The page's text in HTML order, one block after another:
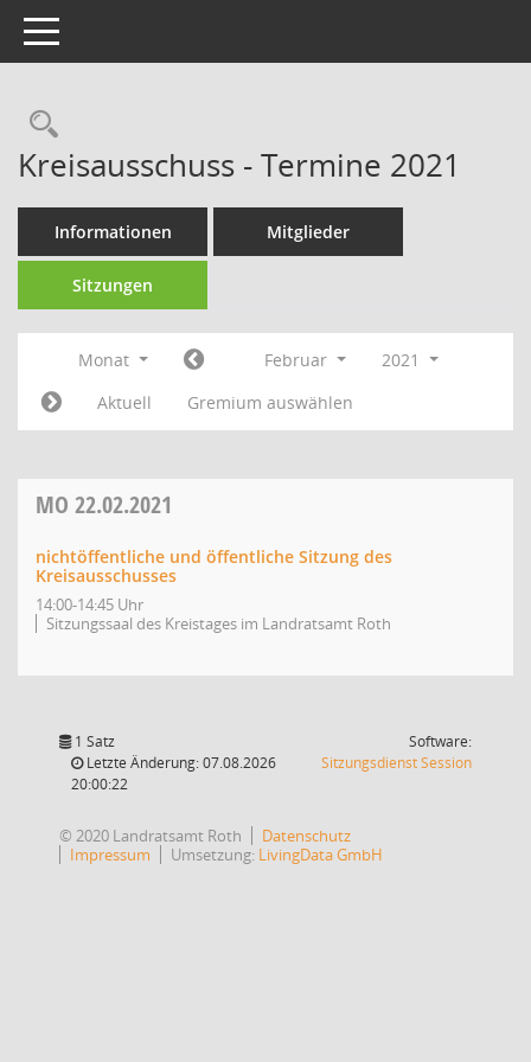
Toggle navigation
Rechercheauswahl
Kreisausschuss - Termine 2021
Informationen Mitglieder
Sitzungen
Monat Februar
2021
Aktuell
Gremium auswählen
MO 22.02.2021
nichtöffentliche und öffentliche Sitzung des
Kreisausschusses
14:00-14:45 Uhr
Sitzungssaal des Kreistages im Landratsamt Roth
1 Satz
Letzte Änderung: 07.08.2026
20:00:22
Software:
SitzungsdienstSession(Wird in
© 2020 Landratsamt Roth
Datenschutz
Impressum
Umsetzung: LivingData GmbH